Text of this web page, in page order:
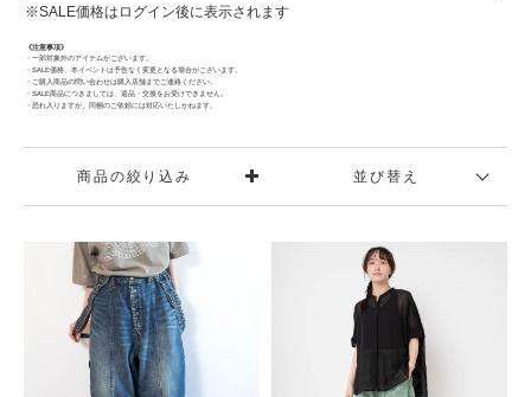
※SALE価格はログイン後に表示されます
《注意事項》
・一部対象外のアイテムがございます。
・SALE価格、本イベントは予告なく変更となる場合がございます。
・ご購入商品の問い合わせは購入店舗までご連絡ください。
・SALE商品につきましては、返品・交換をお受けできません。
・恐れ入りますが、同梱のご依頼には対応いたしかねます。
商品の絞り込み 並び替え